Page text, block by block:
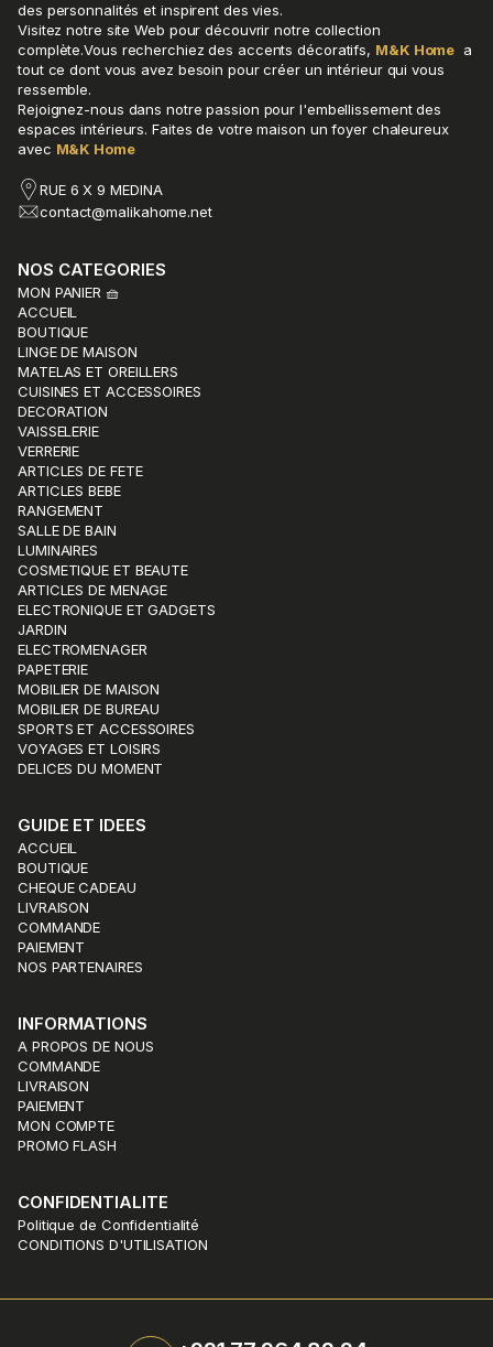
des personnalités et inspirent des vies.
Visitez notre site Web pour découvrir notre collection
complète.Vous recherchiez des accents décoratifs, M&K Home a
tout ce dont vous avez besoin pour créer un intérieur qui vous
ressemble.
Rejoignez-nous dans notre passion pour l'embellissement des
espaces intérieurs. Faites de votre maison un foyer chaleureux
avec M&K Home
RUE 6 X 9 MEDINA
contact@malikahome.net
NOS CATEGORIES
MON PANIER 🧺
ACCUEIL
BOUTIQUE
LINGE DE MAISON
MATELAS ET OREILLERS
CUISINES ET ACCESSOIRES
DECORATION
VAISSELERIE
VERRERIE
ARTICLES DE FETE
ARTICLES BEBE
RANGEMENT
SALLE DE BAIN
LUMINAIRES
COSMETIQUE ET BEAUTE
ARTICLES DE MENAGE
ELECTRONIQUE ET GADGETS
JARDIN
ELECTROMENAGER
PAPETERIE
MOBILIER DE MAISON
MOBILIER DE BUREAU
SPORTS ET ACCESSOIRES
VOYAGES ET LOISIRS
DELICES DU MOMENT
GUIDE ET IDEES
ACCUEIL
BOUTIQUE
CHEQUE CADEAU
LIVRAISON
COMMANDE
PAIEMENT
NOS PARTENAIRES
INFORMATIONS
A PROPOS DE NOUS
COMMANDE
LIVRAISON
PAIEMENT
MON COMPTE
PROMO FLASH
CONFIDENTIALITE
Politique de Confidentialité
CONDITIONS D'UTILISATION